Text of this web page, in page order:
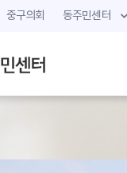
중구의회 동주민센터